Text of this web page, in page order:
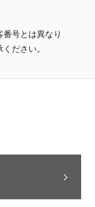
号とは異なり
ださい。